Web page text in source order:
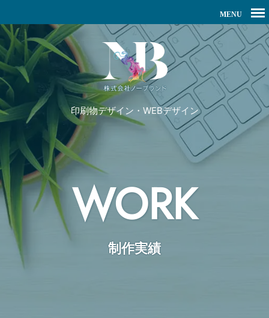
印刷物デザイン・WEBデザイン
WORK
制作実績